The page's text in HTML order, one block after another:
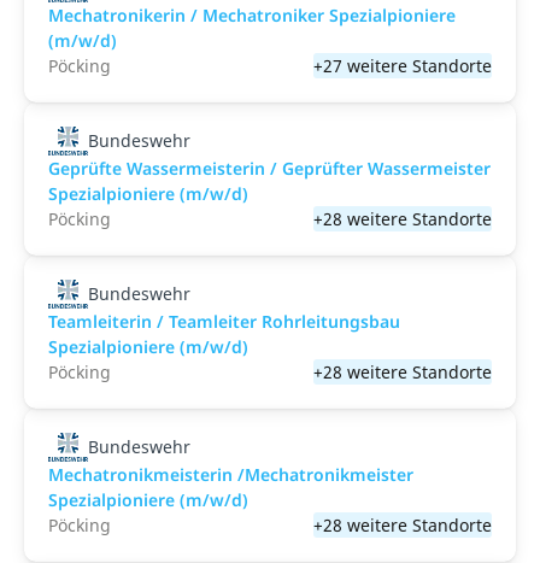
Mechatronikerin / Mechatroniker Spezialpioniere
(m/w/d)
Pöcking
+27 weitere Standorte
Bundeswehr
Geprüfte Wassermeisterin / Geprüfter Wassermeister
Spezialpioniere (m/w/d)
Pöcking
+28 weitere Standorte
Bundeswehr
Teamleiterin / Teamleiter Rohrleitungsbau
Spezialpioniere (m/w/d)
Pöcking
+28 weitere Standorte
Bundeswehr
Mechatronikmeisterin /Mechatronikmeister
Spezialpioniere (m/w/d)
Pöcking
+28 weitere Standorte